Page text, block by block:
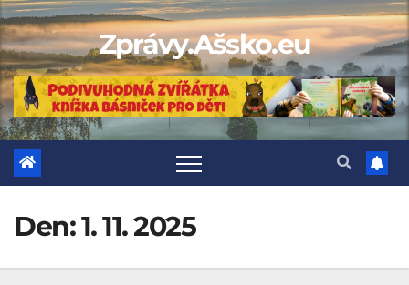
Skip
to
content
Zprávy.Ašsko.eu
Den:1. 11. 2025